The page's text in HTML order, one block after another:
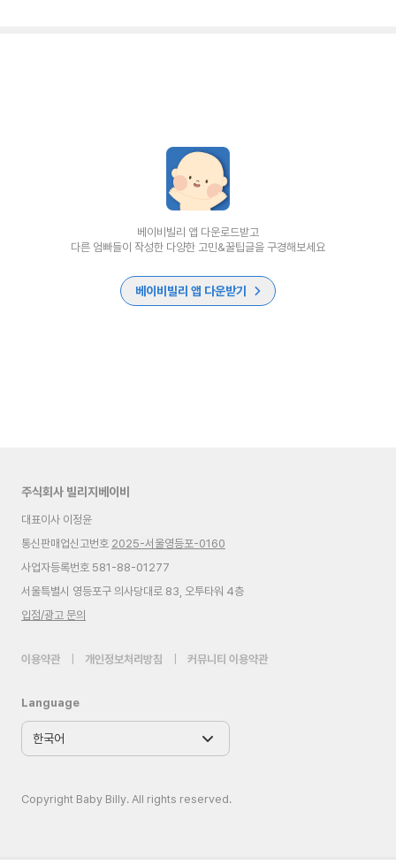
베이비빌리 앱 다운로드받고
다른 엄빠들이 작성한 다양한 고민&꿀팁글을 구경해보세요
베이비빌리 앱 다운받기
주식회사 빌리지베이비
대표이사 이정윤
통신판매업신고번호 2025-서울영등포-0160
사업자등록번호 581-88-01277
서울특별시 영등포구 의사당대로 83, 오투타워 4층
입점/광고 문의
이용약관 개인정보처리방침 커뮤니티 이용약관
Language
Copyright Baby Billy. All rights reserved.